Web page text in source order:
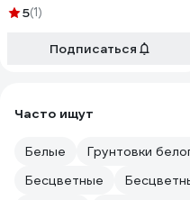
50015819
5(1)
Подписаться
Часто ищут
Белые Грунтовки
Бесцветные